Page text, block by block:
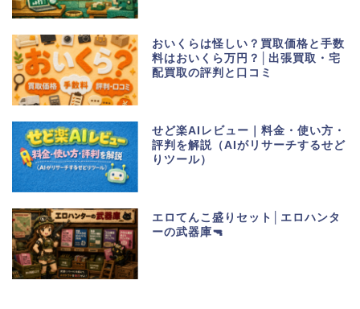
おいくらは怪しい？買取価格と手数
料はおいくら万円？│出張買取・宅
配買取の評判と口コミ
せど楽AIレビュー｜料金・使い方・
評判を解説（AIがリサーチするせど
りツール）
エロてんこ盛りセット│エロハンタ
ーの武器庫🔫